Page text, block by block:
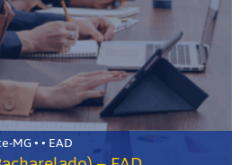
Santo Antônio do Monte-MG • • EAD